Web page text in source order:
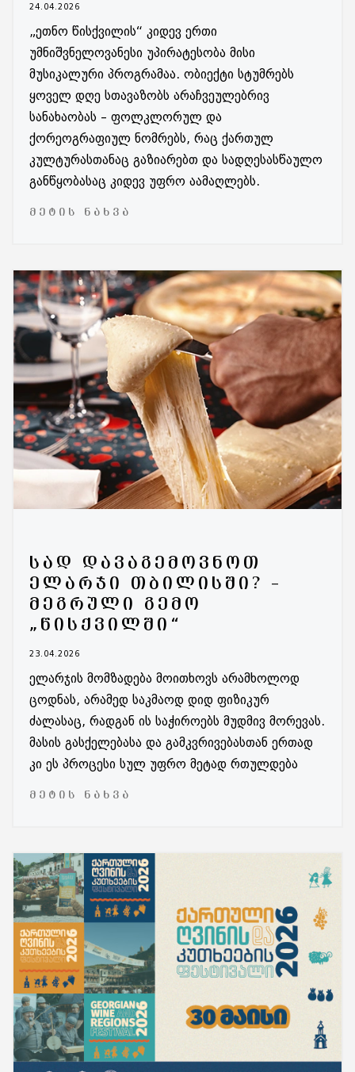
24.04.2026
„ეთნო წისქვილის“ კიდევ ერთი
უმნიშვნელოვანესი უპირატესობა მისი
მუსიკალური პროგრამაა. ობიექტი სტუმრებს
ყოველ დღე სთავაზობს არაჩვეულებრივ
სანახაობას – ფოლკლორულ და
ქორეოგრაფიულ ნომრებს, რაც ქართულ
კულტურასთანაც გაზიარებთ და სადღესასწაულო
განწყობასაც კიდევ უფრო აამაღლებს.
ᲛᲔᲢᲘᲡ ᲜᲐᲮᲕᲐ
ᲡᲐᲓ ᲓᲐᲕᲐᲒᲔᲛᲝᲕᲜᲝᲗ
ᲔᲚᲐᲠᲯᲘ ᲗᲑᲘᲚᲘᲡᲨᲘ? –
ᲛᲔᲒᲠᲣᲚᲘ ᲒᲔᲛᲝ
„ᲬᲘᲡᲥᲕᲘᲚᲨᲘ“
23.04.2026
ელარჯის მომზადება მოითხოვს არამხოლოდ
ცოდნას, არამედ საკმაოდ დიდ ფიზიკურ
ძალასაც, რადგან ის საჭიროებს მუდმივ მორევას.
მასის გასქელებასა და გამკვრივებასთან ერთად
კი ეს პროცესი სულ უფრო მეტად რთულდება
ᲛᲔᲢᲘᲡ ᲜᲐᲮᲕᲐ